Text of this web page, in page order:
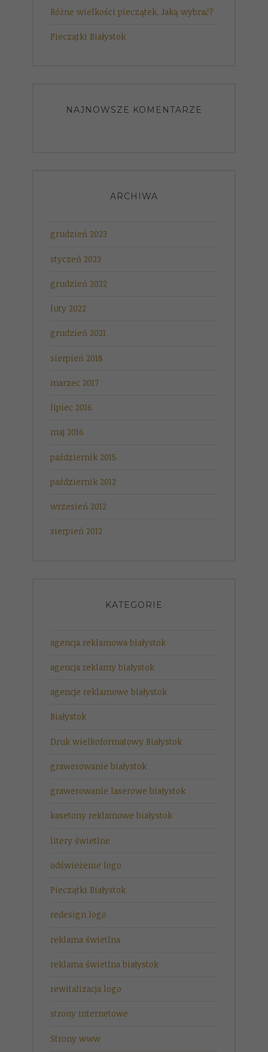
Różne wielkości pieczątek. Jaką wybrać?
Pieczątki Białystok
NAJNOWSZE KOMENTARZE
ARCHIWA
grudzień 2023
styczeń 2023
grudzień 2022
luty 2022
grudzień 2021
sierpień 2018
marzec 2017
lipiec 2016
maj 2016
październik 2015
październik 2012
wrzesień 2012
sierpień 2012
KATEGORIE
agencja reklamowa białystok
agencja reklamy białystok
agencje reklamowe białystok
Białystok
Druk wielkoformatowy Białystok
grawerowanie białystok
grawerowanie laserowe białystok
kasetony reklamowe białystok
litery świetlne
odświeżenie logo
Pieczątki Białystok
redesign logo
reklama świetlna
reklama świetlna białystok
rewitalizacja logo
strony internetowe
Strony www